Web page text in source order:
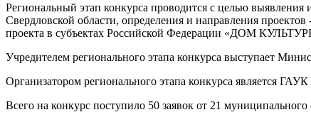
Региональный этап конкурса проводится с целью
Свердловской области, определения и направления
проекта в субъектах Российской Федерации «ДОМ
Учредителем регионального этапа конкурса выступает
Организатором регионального этапа конкурса является
Всего на конкурс поступило 50 заявок от 21